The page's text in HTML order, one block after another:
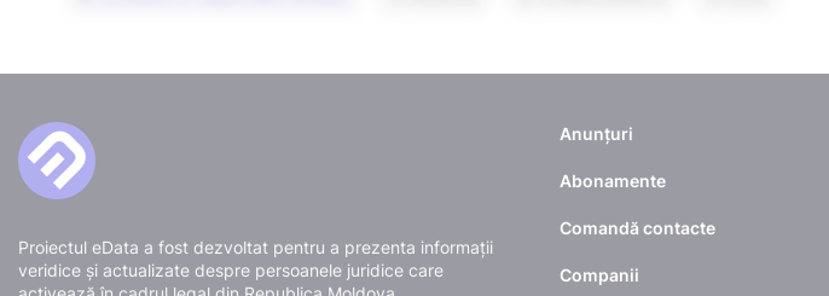
Proiectul eData a fost dezvoltat pentru a prezenta informații
veridice și actualizate despre persoanele juridice care
Anunțuri
Abonamente
Comandă contacte
Companii